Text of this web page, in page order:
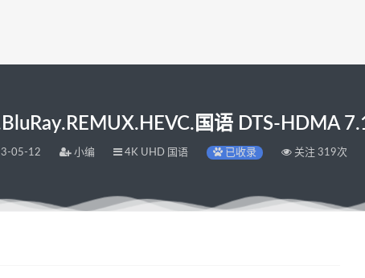
国语 DTS-HDMA
05-12 小编 4K UHD 国语 已收录 关注 319次